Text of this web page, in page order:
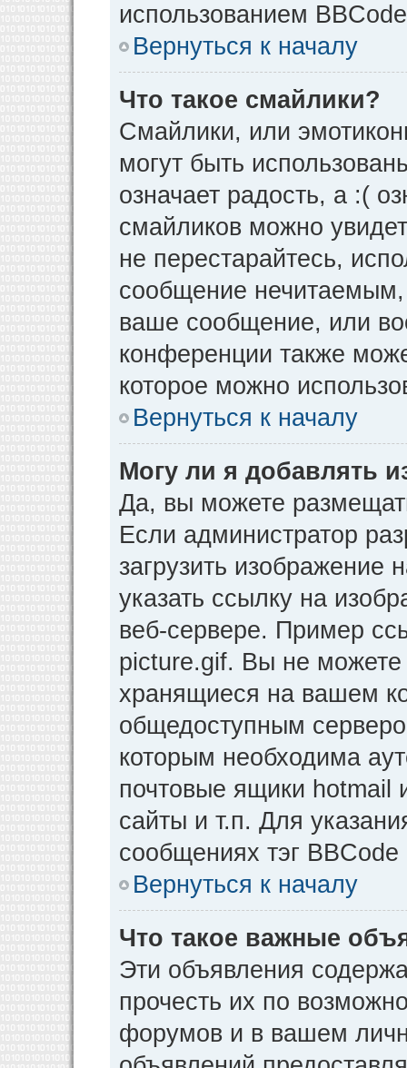
использованием
Вернуться к началу
Что такое смайлики?
Смайлики, или
могут быть
означает радость, а :(
смайликов можно
не перестарайтесь,
сообщение нечитаемым,
ваше сообщение, или
конференции также
которое можно
Вернуться к началу
Могу ли я добавлять
Да, вы можете
Если администратор
загрузить
указать ссылку на
веб-сервере. Пример
picture.gif. Вы не можете
хранящиеся на вашем
общедоступным
которым необходима
почтовые ящики
сайты и т.п. Для
сообщениях тэг BBCode
Вернуться к началу
Что такое важные
Эти объявления
прочесть их по
форумов и в вашем